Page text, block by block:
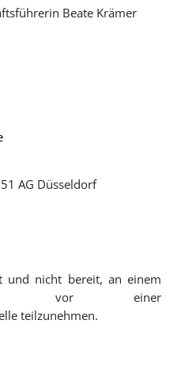
Beate Krämer
AG Düsseldorf
und nicht bereit, an einem
vor einer
teilzunehmen.